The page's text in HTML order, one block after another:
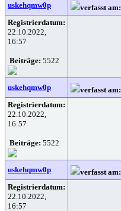
uskehqmw0p verfasst am:
Registrierdatum:
22.10.2022,
16:57
Beiträge: 5522
uskehqmw0p verfasst am:
Registrierdatum:
22.10.2022,
16:57
Beiträge: 5522
uskehqmw0p verfasst am:
Registrierdatum:
22.10.2022,
16:57